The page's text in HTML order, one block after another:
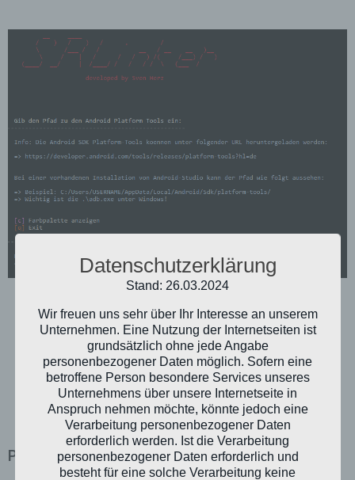
Projekt unter Windows kompilieren
Datenschutzerklärung
Stand: 26.03.2024
Wir freuen uns sehr über Ihr Interesse an unserem
Unternehmen. Eine Nutzung der Internetseiten ist
grundsätzlich ohne jede Angabe
personenbezogener Daten möglich. Sofern eine
betroffene Person besondere Services unseres
Unternehmens über unsere Internetseite in
Anspruch nehmen möchte, könnte jedoch eine
Verarbeitung personenbezogener Daten
erforderlich werden. Ist die Verarbeitung
personenbezogener Daten erforderlich und
besteht für eine solche Verarbeitung keine